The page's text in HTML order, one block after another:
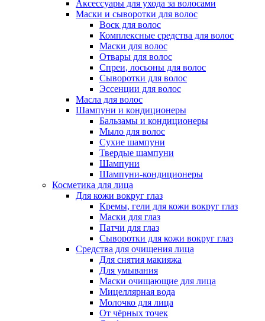
Аксессуары для ухода за волосами
Маски и сыворотки для волос
Воск для волос
Комплексные средства для волос
Маски для волос
Отвары для волос
Спреи, лосьоны для волос
Сыворотки для волос
Эссенции для волос
Масла для волос
Шампуни и кондиционеры
Бальзамы и кондиционеры
Мыло для волос
Сухие шампуни
Твердые шампуни
Шампуни
Шампуни-кондиционеры
Косметика для лица
Для кожи вокруг глаз
Кремы, гели для кожи вокруг глаз
Маски для глаз
Патчи для глаз
Сыворотки для кожи вокруг глаз
Средства для очищения лица
Для снятия макияжа
Для умывания
Маски очищающие для лица
Мицеллярная вода
Молочко для лица
От чёрных точек